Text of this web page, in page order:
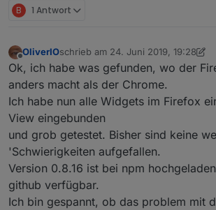
B 1 Antwort
Offline
OliverIOschrieb am 24. Juni 2019, 19:28
zuletzt editiert von OliverIO
Ok, ich habe was gefunden, wo der
anders macht als der Chrome.
Ich habe nun alle Widgets im Firefox
View eingebunden
und grob getestet. Bisher sind keine
'Schwierigkeiten aufgefallen.
Version 0.8.16 ist bei npm
github verfügbar.
Ich bin gespannt, ob das problem mit